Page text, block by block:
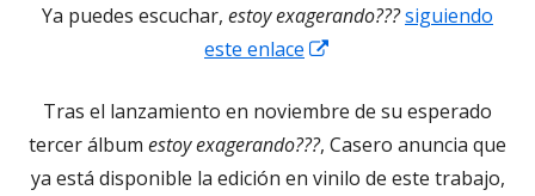
Ya puedes escuchar, estoy exagerando???siguiendo
este enlace
una
ventana
nueva
Tras el lanzamiento en noviembre de su esperado
tercer álbum estoy exagerando???, Casero anuncia que
ya está disponible la edición en vinilo de este trabajo,